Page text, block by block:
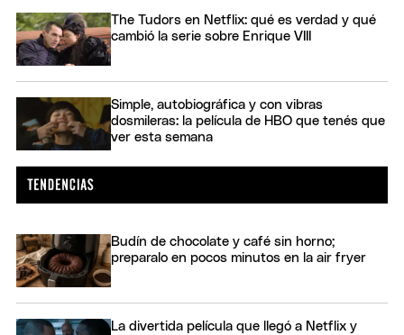
The Tudors en Netflix: qué es verdad y qué
cambió la serie sobre Enrique VIII
Simple, autobiográfica y con vibras
dosmileras: la película de HBO que tenés que
ver esta semana
Budín de chocolate y café sin horno;
preparalo en pocos minutos en la air fryer
La divertida película que llegó a Netflix y